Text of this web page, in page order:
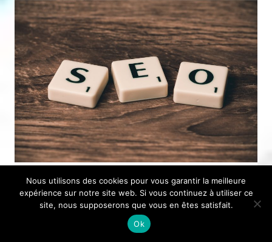
Pourquoi suivre une
formation en seo ?
Nous utilisons des cookies pour vous garantir la meilleure
expérience sur notre site web. Si vous continuez à utiliser ce
site, nous supposerons que vous en êtes satisfait.
Ok